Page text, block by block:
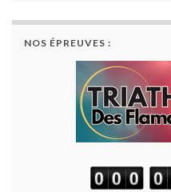
NOS ÉPREUVES :